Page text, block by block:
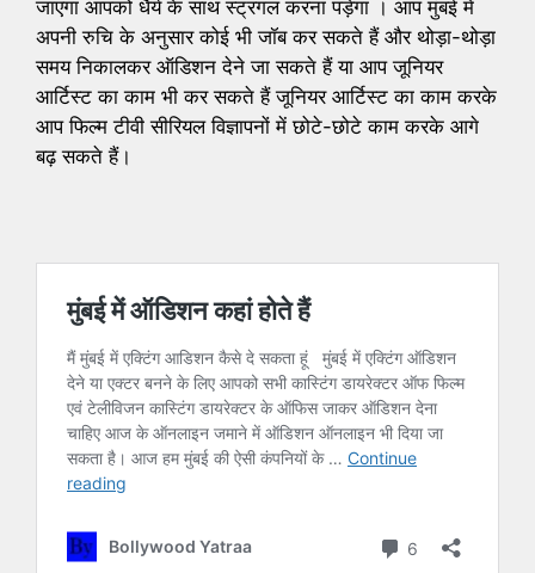
जाएगा आपको धैर्य के साथ स्ट्रगल करना पड़ेगा । आप मुंबई में
अपनी रुचि के अनुसार कोई भी जॉब कर सकते हैं और थोड़ा-थोड़ा
समय निकालकर ऑडिशन देने जा सकते हैं या आप जूनियर
आर्टिस्ट का काम भी कर सकते हैं जूनियर आर्टिस्ट का काम करके
आप फिल्म टीवी सीरियल विज्ञापनों में छोटे-छोटे काम करके आगे
बढ़ सकते हैं।